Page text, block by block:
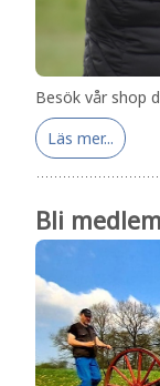
Besök vår shop
Läs mer...
Bli medlem